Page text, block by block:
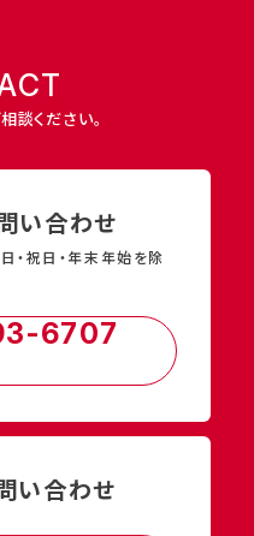
談ください。
い合わせ
・祝日・年末年始を除
6707
い合わせ